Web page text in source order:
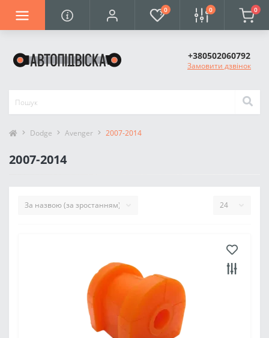
0 0 0
+380502060792
Замовити дзвінок
Dodge Avenger 2007-2014
2007-2014